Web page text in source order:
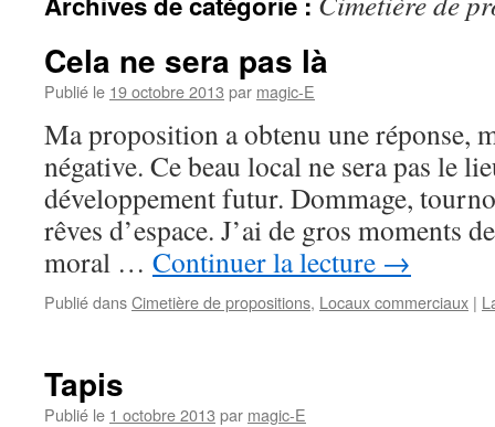
Cela ne sera pas là
Publié le 19 octobre 2013 par magic-E
Ma proposition a obtenu une réponse,
négative. Ce beau local ne sera pas le
développement futur. Dommage,
rêves d’espace. J’ai de gros moments
moral … Continuer la lecture →
Publié dansCimetière de propositions, Locaux commerciaux |
Tapis
Publié le 1 octobre 2013 par magic-E